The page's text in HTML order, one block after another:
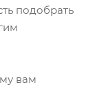
подобрать
вам